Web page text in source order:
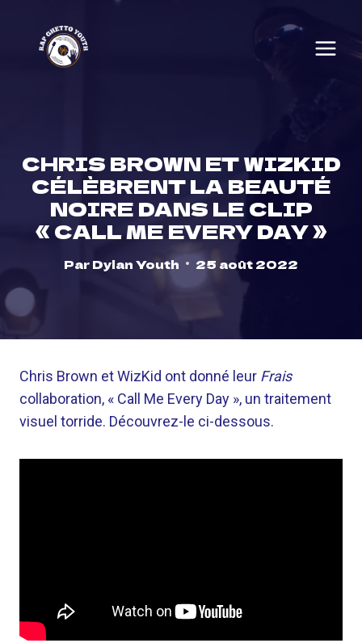
content
CHRIS BROWN ET WIZKID
CÉLÈBRENT LA BEAUTÉ
NOIRE DANS LE CLIP
« CALL ME EVERY DAY »
ParDylan Youth 25 août 2022
Chris Brown et WizKid ont donné leur Frais
collaboration, « Call Me Every Day », un traitement
visuel torride. Découvrez-le ci-dessous.